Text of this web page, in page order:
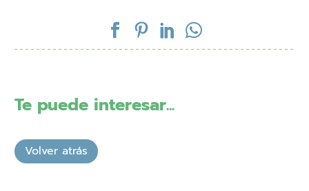
Te puede interesar...